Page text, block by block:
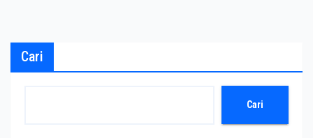
Cari
Cari